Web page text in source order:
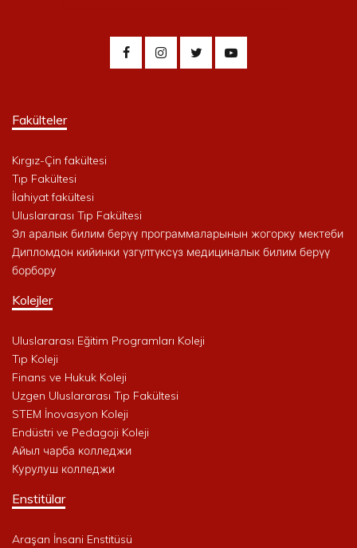
Fakülteler
Kırgız-Çin fakültesi
Tıp Fakültesi
İlahiyat fakültesi
Uluslararası Tıp Fakültesi
Эл аралык билим берүү программаларынын жогорку мектеби
Дипломдон кийинки үзгүлтүксүз медициналык билим берүү
борбору
Kolejler
Uluslararası Eğitim Programları Koleji
Tıp Koleji
Finans ve Hukuk Koleji
Uzgen Uluslararası Tıp Fakültesi
STEM İnovasyon Koleji
Endüstri ve Pedagoji Koleji
Айыл чарба колледжи
Курулуш колледжи
Enstitülar
Araşan İnsani Enstitüsü